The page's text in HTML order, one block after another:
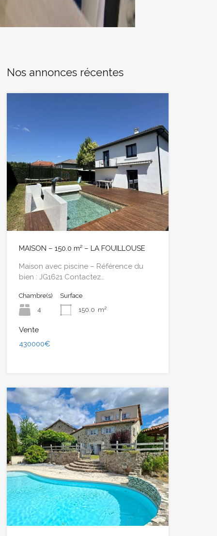
Nos annonces récentes
MAISON – 150.0 m² – LA FOUILLOUSE
Maison avec piscine – Référence du
bien : JG1621 Contactez…
Chambre(s)
4
Surface
150.0 m²
Vente
430000€